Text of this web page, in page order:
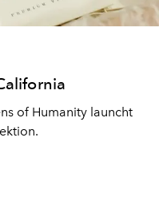
of Humanity launcht